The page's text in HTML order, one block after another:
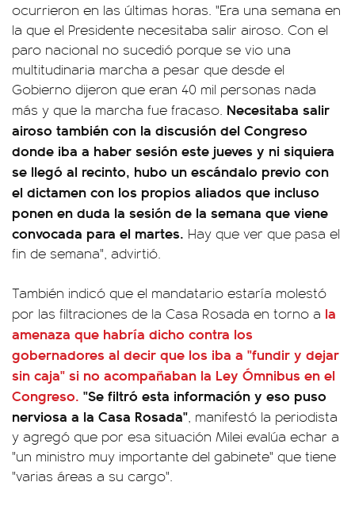
ocurrieron en las últimas horas. "Era una semana en
la que el Presidente necesitaba salir airoso. Con el
paro nacional no sucedió porque se vio una
multitudinaria marcha a pesar que desde el
Gobierno dijeron que eran 40 mil personas nada
más y que la marcha fue fracaso. Necesitaba salir
airoso también con la discusión del Congreso
donde iba a haber sesión este jueves y ni siquiera
se llegó al recinto, hubo un escándalo previo con
el dictamen con los propios aliados que incluso
ponen en duda la sesión de la semana que viene
convocada para el martes. Hay que ver que pasa el
fin de semana", advirtió.
También indicó que el mandatario estaría molestó
por las filtraciones de la Casa Rosada en torno a la
amenaza que habría dicho contra los
gobernadores al decir que los iba a "fundir y dejar
sin caja" si no acompañaban la Ley Ómnibus en el
Congreso. "Se filtró esta información y eso puso
nerviosa a la Casa Rosada", manifestó la periodista
y agregó que por esa situación Milei evalúa echar a
"un ministro muy importante del gabinete" que tiene
"varias áreas a su cargo".